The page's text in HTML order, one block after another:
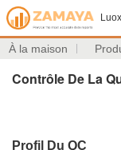
À la maison
Contrôle De La
Profil Du QC